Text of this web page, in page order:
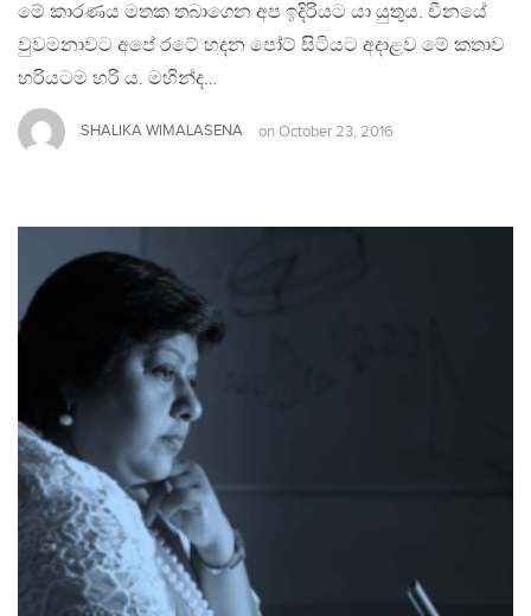
මේ කාරණය මතක තබාගෙන අප ඉදිරියට යා යුතුය. චීනයේ
වුවමනාවට අපේ රටේ හදන පෝට් සිටියට අදාළව මේ කතාව
හරියටම හරි ය. මහින්ද…
SHALIKA WIMALASENA on October 23, 2016